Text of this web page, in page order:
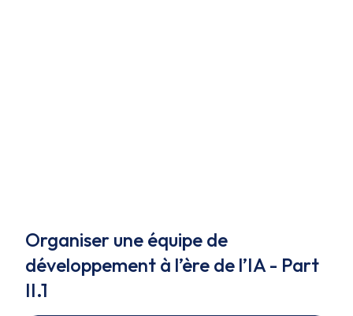
Organiser une équipe de
développement à l’ère de l’IA - Part
II.1